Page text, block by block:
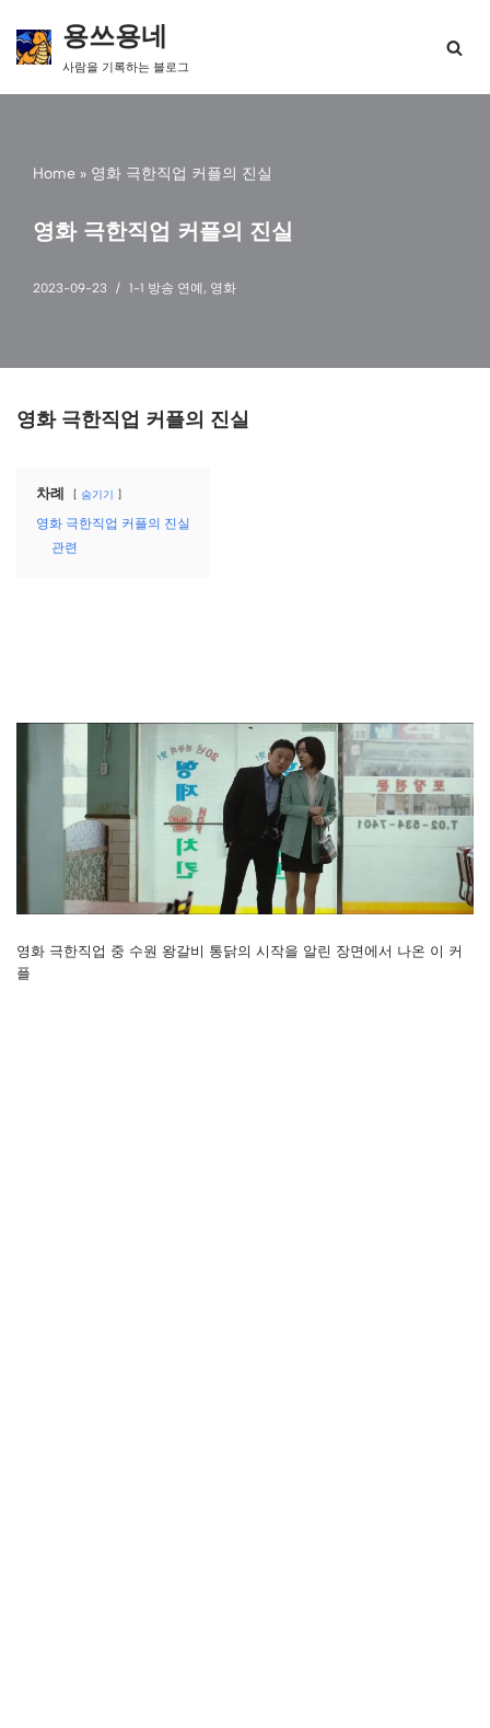
콘
용쓰용네
사람을 기록하는 블로그
Home » 영화 극한직업 커플의 진실
영화 극한직업 커플의 진실
2023-09-23 1-1 방송 연예 , 영화
영화 극한직업 커플의 진실
차례 숨기기
영화 극한직업 커플의 진실
관련
영화 극한직업 중 수원 왕갈비 통닭의 시작을 알린 장면에서 나온 이 커
플